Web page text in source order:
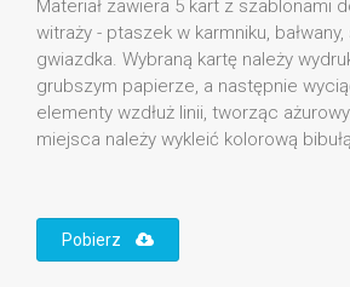
Materiał zawiera 5 kart z szablonami
witraży - ptaszek w karmniku, bałwany,
gwiazdka. Wybraną kartę należy
grubszym papierze, a następnie
elementy wzdłuż linii, tworząc
miejsca należy wykleić kolorową
Pobierz